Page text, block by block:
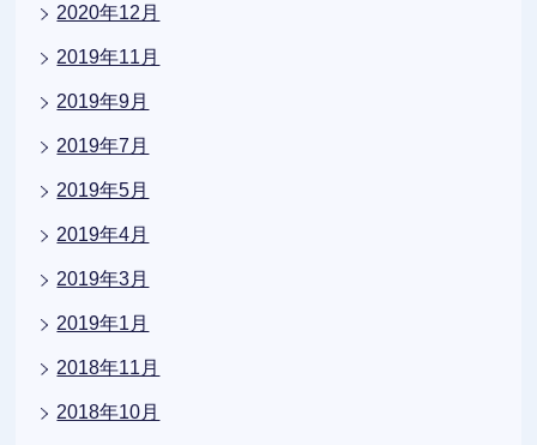
2020年12月
2019年11月
2019年9月
2019年7月
2019年5月
2019年4月
2019年3月
2019年1月
2018年11月
2018年10月